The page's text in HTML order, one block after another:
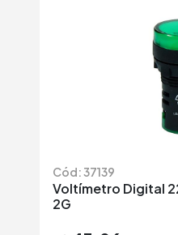
Cód: 37139
Voltímetro Digital
2G